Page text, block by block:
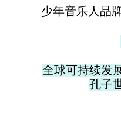
少年音乐人品
全球可持续发
孔子